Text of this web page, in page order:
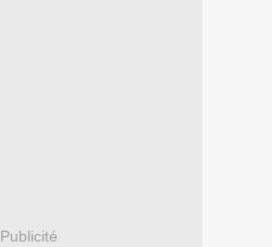
Publicité